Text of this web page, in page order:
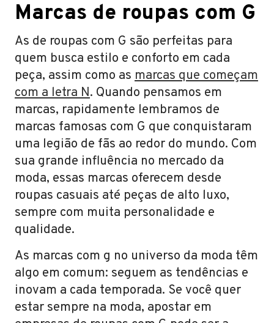
Marcas de roupas com G
As de roupas com G são perfeitas para
quem busca estilo e conforto em cada
peça, assim como as marcas que começam
com a letra N. Quando pensamos em
marcas, rapidamente lembramos de
marcas famosas com G que conquistaram
uma legião de fãs ao redor do mundo. Com
sua grande influência no mercado da
moda, essas marcas oferecem desde
roupas casuais até peças de alto luxo,
sempre com muita personalidade e
qualidade.
As marcas com g no universo da moda têm
algo em comum: seguem as tendências e
inovam a cada temporada. Se você quer
estar sempre na moda, apostar em